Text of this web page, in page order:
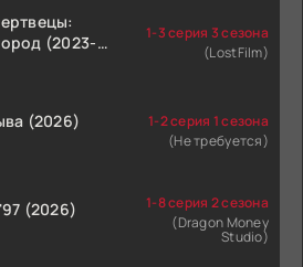
(2023-
1-3 серия 3 сезона
(LostFilm)
(2026)
1-2 серия 1 сезона
(Не требуется)
(2026)
1-8 серия 2 сезона
(Dragon Money
Studio)